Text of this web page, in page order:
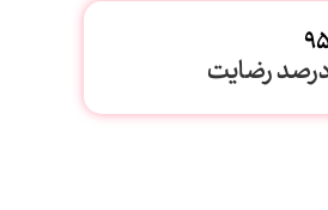
رضایت